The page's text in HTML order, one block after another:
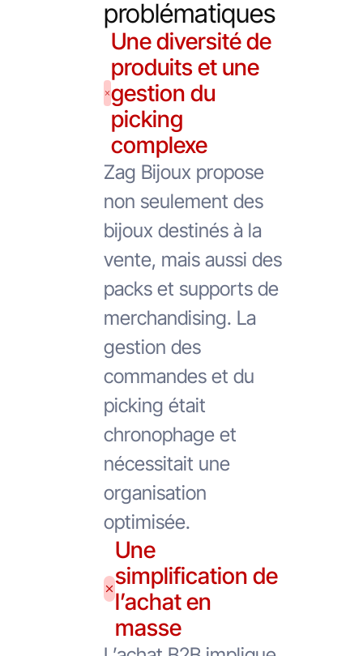
problématiques
Une diversité de
produits et une
gestion du
picking
complexe
Zag Bijoux propose
non seulement des
bijoux destinés à la
vente, mais aussi des
packs et supports de
merchandising. La
gestion des
commandes et du
picking était
chronophage et
nécessitait une
organisation
optimisée.
Une
simplification de
l’achat en
masse